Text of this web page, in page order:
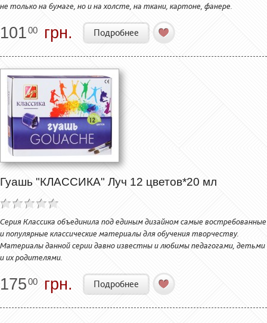
не только на бумаге, но и на холсте, на ткани, картоне, фанере.
10100 грн. Подробнее
Гуашь "КЛАССИКА" Луч 12 цветов*20 мл
Серия Классика объединила под единым дизайном самые востребованные
и популярные классические материалы для обучения творчеству.
Материалы данной серии давно известны и любимы педагогами, детьми
и их родителями.
17500 грн. Подробнее